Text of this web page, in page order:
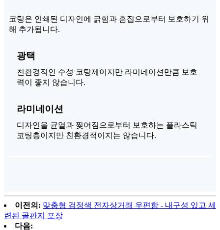
코팅은 인쇄된 디자인에 긁힘과 흠집으로부터 보호하기 위
해 추가됩니다.
광택
친환경적인 수성 코팅제이지만 라미네이션만큼 보호
력이 좋지 않습니다.
라미네이션
디자인을 균열과 찢어짐으로부터 보호하는 플라스틱
코팅층이지만 친환경적이지는 않습니다.
이전의: 맞춤형 검정색 전자상거래 우편함 - 내구성 있고 세
련된 골판지 포장
다음: